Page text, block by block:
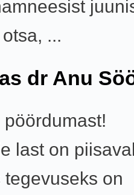
...
dr Anu
last on
on